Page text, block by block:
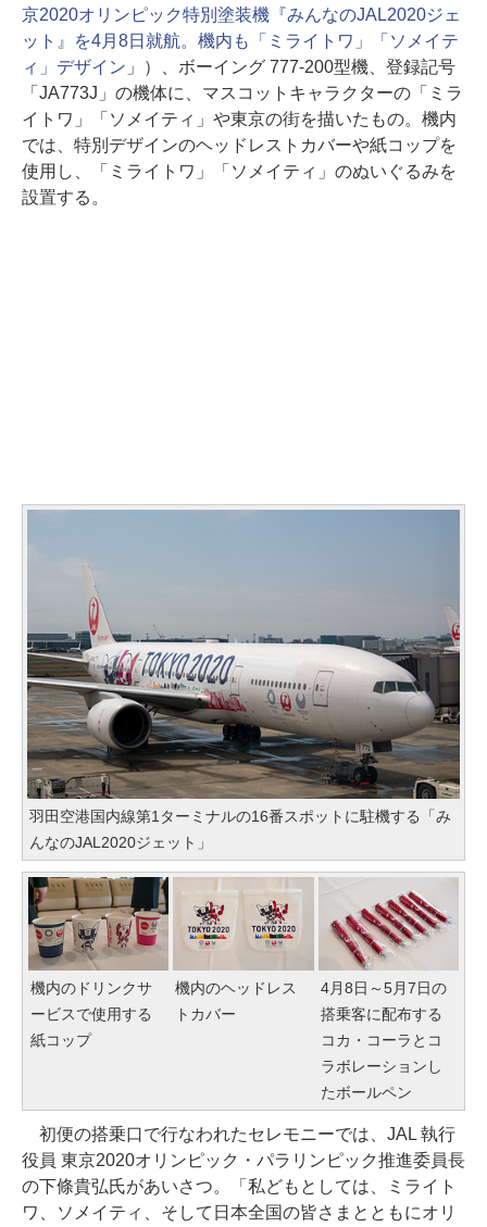
京2020オリンピック特別塗装機『みんなのJAL2020ジェ
ット』を4月8日就航。機内も「ミライトワ」「ソメイテ
ィ」デザイン 」）、ボーイング 777-200型機、登録記号
「JA773J」の機体に、マスコットキャラクターの「ミラ
イトワ」「ソメイティ」や東京の街を描いたもの。機内
では、特別デザインのヘッドレストカバーや紙コップを
使用し、「ミライトワ」「ソメイティ」のぬいぐるみを
設置する。
羽田空港国内線第1ターミナルの16番スポットに駐機する「み
んなのJAL2020ジェット」
機内のドリンクサ
ービスで使用する
紙コップ
機内のヘッドレス
トカバー
4月8日～5月7日の
搭乗客に配布する
コカ・コーラとコ
ラボレーションし
たボールペン
初便の搭乗口で行なわれたセレモニーでは、JAL 執行
役員 東京2020オリンピック・パラリンピック推進委員長
の下條貴弘氏があいさつ。「私どもとしては、ミライト
ワ、ソメイティ、そして日本全国の皆さまとともにオリ